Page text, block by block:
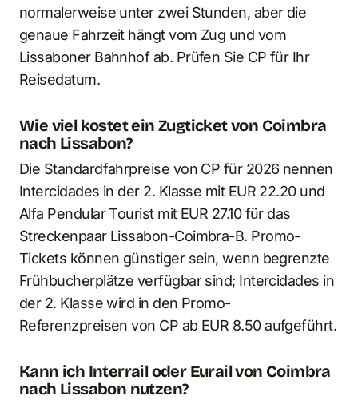
normalerweise unter zwei Stunden, aber die
genaue Fahrzeit hängt vom Zug und vom
Lissaboner Bahnhof ab. Prüfen Sie CP für Ihr
Reisedatum.
Wie viel kostet ein Zugticket von Coimbra
nach Lissabon?
Die Standardfahrpreise von CP für 2026 nennen
Intercidades in der 2. Klasse mit EUR 22.20 und
Alfa Pendular Tourist mit EUR 27.10 für das
Streckenpaar Lissabon-Coimbra-B. Promo-
Tickets können günstiger sein, wenn begrenzte
Frühbucherplätze verfügbar sind; Intercidades in
der 2. Klasse wird in den Promo-
Referenzpreisen von CP ab EUR 8.50 aufgeführt.
Kann ich Interrail oder Eurail von Coimbra
nach Lissabon nutzen?